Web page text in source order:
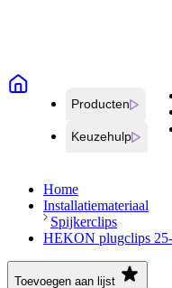
Producten
Keuzehulp
Home
Installatiemateriaal
Spijkerclips
HEKON plugclips
Toevoegen aan lijst